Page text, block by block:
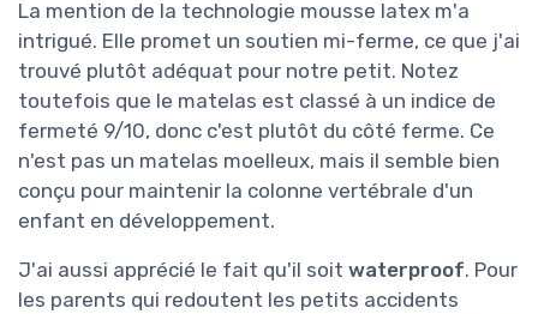
La mention de la technologie mousse latex m'a
intrigué. Elle promet un soutien mi-ferme, ce que j'ai
trouvé plutôt adéquat pour notre petit. Notez
toutefois que le matelas est classé à un indice de
fermeté 9/10, donc c'est plutôt du côté ferme. Ce
n'est pas un matelas moelleux, mais il semble bien
conçu pour maintenir la colonne vertébrale d'un
enfant en développement.
J'ai aussi apprécié le fait qu'il soit waterproof. Pour
les parents qui redoutent les petits accidents